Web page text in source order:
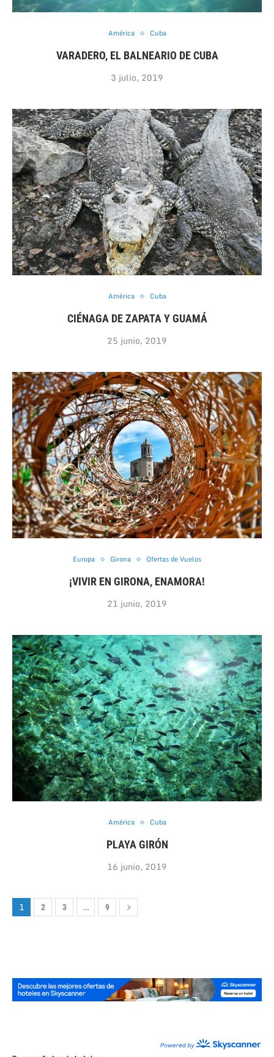
América Cuba
VARADERO, EL BALNEARIO DE CUBA
3 julio, 2019
América Cuba
CIÉNAGA DE ZAPATA Y GUAMÁ
25 junio, 2019
Europa Girona Ofertas de Vuelos
¡VIVIR EN GIRONA, ENAMORA!
21 junio, 2019
América Cuba
PLAYA GIRÓN
16 junio, 2019
1 2 3 … 9